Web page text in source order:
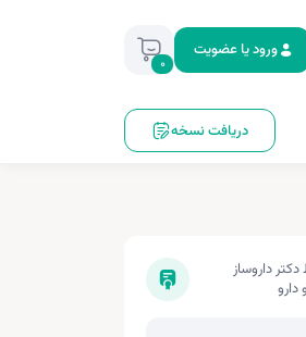
ورود یا عضویت
0
دریافت نسخه
داروساز
دارو